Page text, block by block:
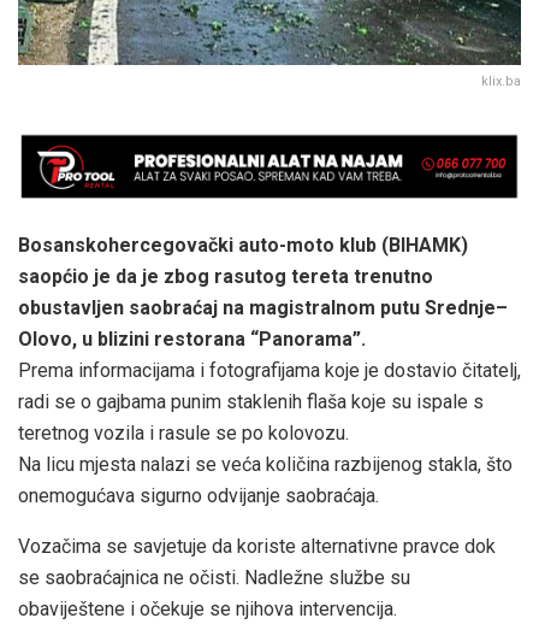
klix.ba
Bosanskohercegovački auto-moto klub (BIHAMK)
saopćio je da je zbog rasutog tereta trenutno
obustavljen saobraćaj na magistralnom putu Srednje–
Olovo, u blizini restorana “Panorama”.
Prema informacijama i fotografijama koje je dostavio čitatelj,
radi se o gajbama punim staklenih flaša koje su ispale s
teretnog vozila i rasule se po kolovozu.
Na licu mjesta nalazi se veća količina razbijenog stakla, što
onemogućava sigurno odvijanje saobraćaja.
Vozačima se savjetuje da koriste alternativne pravce dok
se saobraćajnica ne očisti. Nadležne službe su
obaviještene i očekuje se njihova intervencija.